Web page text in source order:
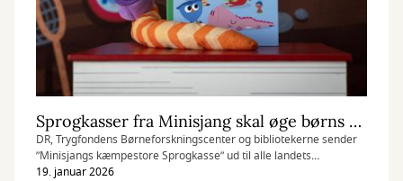
Sprogkasser fra Minisjang skal øge børns sproglige leg og læring
DR, Trygfondens Børneforskningscenter og bibliotekerne sender
”Minisjangs kæmpestore Sprogkasse” ud til alle landets
børneinstitutioner.
19. januar 2026